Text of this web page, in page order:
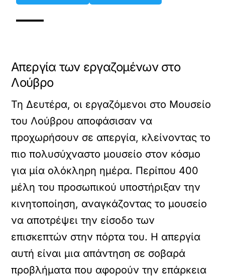
Απεργία των εργαζομένων στο
Λούβρο
Τη Δευτέρα, οι εργαζόμενοι στο Μουσείο
του Λούβρου αποφάσισαν να
προχωρήσουν σε απεργία, κλείνοντας το
πιο πολυσύχναστο μουσείο στον κόσμο
για μία ολόκληρη ημέρα. Περίπου 400
μέλη του προσωπικού υποστήριξαν την
κινητοποίηση, αναγκάζοντας το μουσείο
να αποτρέψει την είσοδο των
επισκεπτών στην πόρτα του. Η απεργία
αυτή είναι μια απάντηση σε σοβαρά
προβλήματα που αφορούν την επάρκεια